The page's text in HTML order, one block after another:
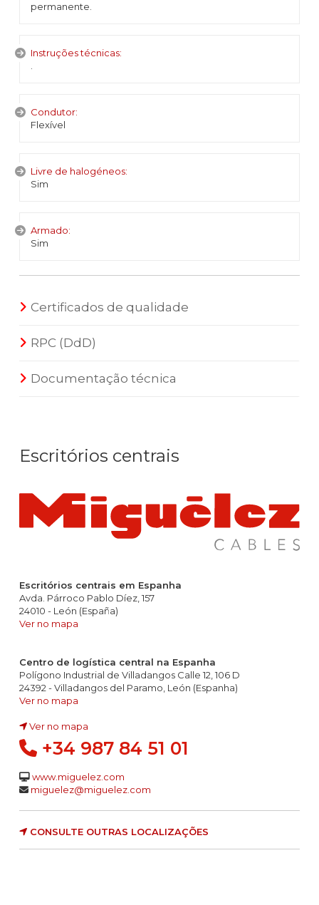
permanente.
Instruções técnicas:
Condutor:
Flexível
Livre de halogéneos:
Sim
Armado:
Sim
Certificados de qualidade
RPC (DdD)
Documentação técnica
Escritórios centrais
Escritórios centrais em Espanha
Avda. Párroco Pablo Díez, 157
24010 - León (España)
Ver no mapa
Centro de logística central na Espanha
Polígono Industrial de Villadangos Calle 12, 106 D
24392 - Villadangos del Paramo, León (Espanha)
Ver no mapa
Ver no mapa
+34 987 84 51 01
www.miguelez.com
miguelez@miguelez.com
CONSULTE OUTRAS LOCALIZAÇÕES